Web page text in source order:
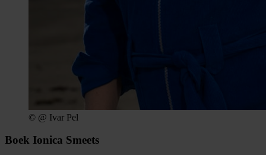
© @ Ivar Pel
Boek Ionica Smeets